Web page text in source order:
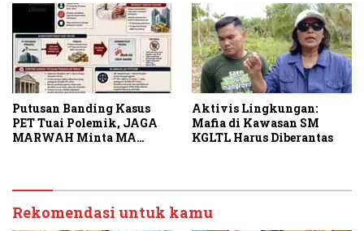
Putusan Banding Kasus
PET Tuai Polemik, JAGA
MARWAH Minta MA
Aktivis Lingkungan:
Mafia di Kawasan SM
KGLTL Harus Diberantas
Rekomendasi untuk kamu